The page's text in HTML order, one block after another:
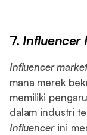
7. Influencer
Influencer
mana merek
memiliki
dalam industri
Influencerini